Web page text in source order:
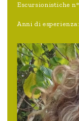
Escursionistiche
Anni di